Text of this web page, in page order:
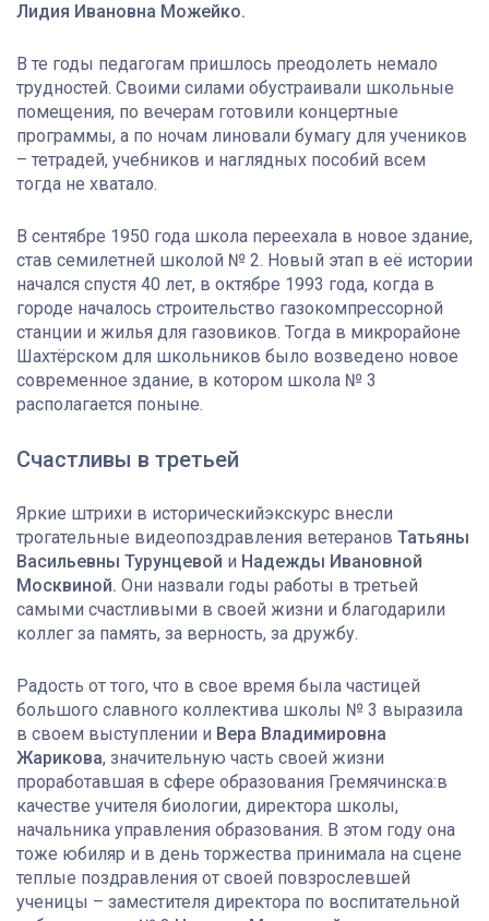
Лидия Ивановна Можейко.
В те годы педагогам пришлось преодолеть немало
трудностей. Своими силами обустраивали школьные
помещения, по вечерам готовили концертные
программы, а по ночам линовали бумагу для учеников
– тетрадей, учебников и наглядных пособий всем
тогда не хватало.
В сентябре 1950 года школа переехала в новое здание,
став семилетней школой № 2. Новый этап в её истории
начался спустя 40 лет, в октябре 1993 года, когда в
городе началось строительство газокомпрессорной
станции и жилья для газовиков. Тогда в микрорайоне
Шахтёрском для школьников было возведено новое
современное здание, в котором школа № 3
располагается поныне.
Счастливы в третьей
Яркие штрихи в историческийэкскурс внесли
трогательные видеопоздравления ветеранов Татьяны
Васильевны Турунцевой и Надежды Ивановной
Москвиной. Они назвали годы работы в третьей
самыми счастливыми в своей жизни и благодарили
коллег за память, за верность, за дружбу.
Радость от того, что в свое время была частицей
большого славного коллектива школы № 3 выразила
в своем выступлении и Вера Владимировна
Жарикова, значительную часть своей жизни
проработавшая в сфере образования Гремячинска:в
качестве учителя биологии, директора школы,
начальника управления образования. В этом году она
тоже юбиляр и в день торжества принимала на сцене
теплые поздравления от своей повзрослевшей
ученицы – заместителя директора по воспитательной